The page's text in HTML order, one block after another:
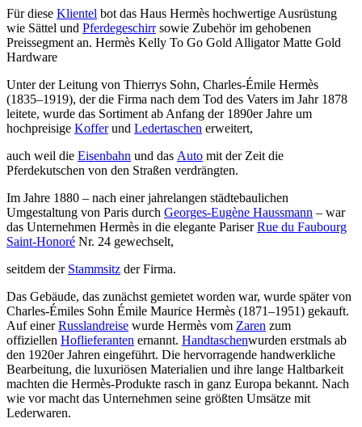
Für diese Klientel bot das Haus Hermès hochwertige Ausrüstung
wie Sättel und Pferdegeschirrsowie Zubehör im gehobenen
Preissegment an. Hermès Kelly To Go Gold Alligator Matte Gold
Hardware
Unter der Leitung von Thierrys Sohn, Charles-Émile Hermès
(1835–1919), der die Firma nach dem Tod des Vaters im Jahr 1878
leitete, wurde das Sortiment ab Anfang der 1890er Jahre um
hochpreisige Kofferund Ledertaschen erweitert,
auch weil die Eisenbahn und das Auto mit der Zeit die
Pferdekutschen von den Straßen verdrängten.
Im Jahre 1880 – nach einer jahrelangen städtebaulichen
Umgestaltung von Paris durch Georges-Eugène Haussmann – war
das Unternehmen Hermès in die elegante PariserRue du Faubourg
Saint-Honoré Nr. 24 gewechselt,
seitdem der Stammsitz der Firma.
Das Gebäude, das zunächst gemietet worden war, wurde später von
Charles-Émiles Sohn Émile Maurice Hermès (1871–1951) gekauft.
Auf einerRusslandreise wurde Hermès vom Zaren zum
offiziellen Hoflieferanten ernannt. Handtaschenwurden erstmals ab
den 1920er Jahren eingeführt. Die hervorragende handwerkliche
Bearbeitung, die luxuriösen Materialien und ihre lange Haltbarkeit
machten die Hermès-Produkte rasch in ganz Europa bekannt. Nach
wie vor macht das Unternehmen seine größten Umsätze mit
Lederwaren.